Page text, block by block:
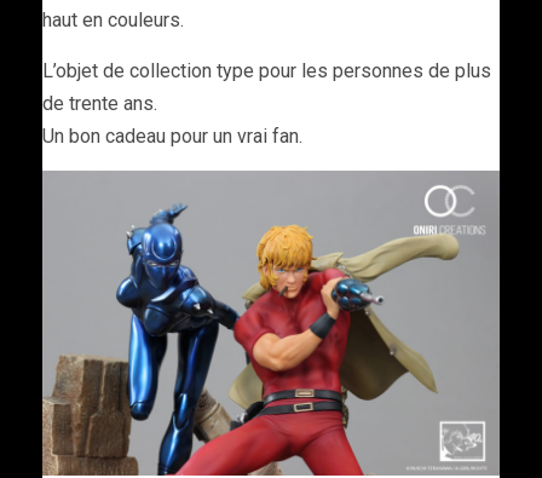
haut en couleurs.
L’objet de collection type pour les personnes de plus
de trente ans.
Un bon cadeau pour un vrai fan.